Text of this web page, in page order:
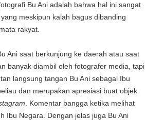
Bu Ani adalah bahwa hal ini sangat
meskipun kalah bagus dibanding
rakyat.
Ani saat berkunjung ke daerah atau saat
banyak diambil oleh fotografer media, tapi
langsung tangan Bu Ani sebagai Ibu
dan merupakan apresiasi buat objek
. Komentar bangga ketika melihat
Ibu Negara. Dengan jelas juga Bu Ani